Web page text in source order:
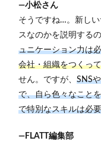
―小松さん
そうですね…。新し
スなのかを説明する
ュニケーション力は
会社・組織をつくっ
せん。ですが、 SNS
で、自ら色々なこと
で特別なスキルは必
―FLATT編集部